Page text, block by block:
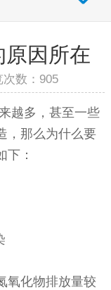
因所在
数： 905
越多，甚至一些
，那么为什么要
下：
氧化物排放量较